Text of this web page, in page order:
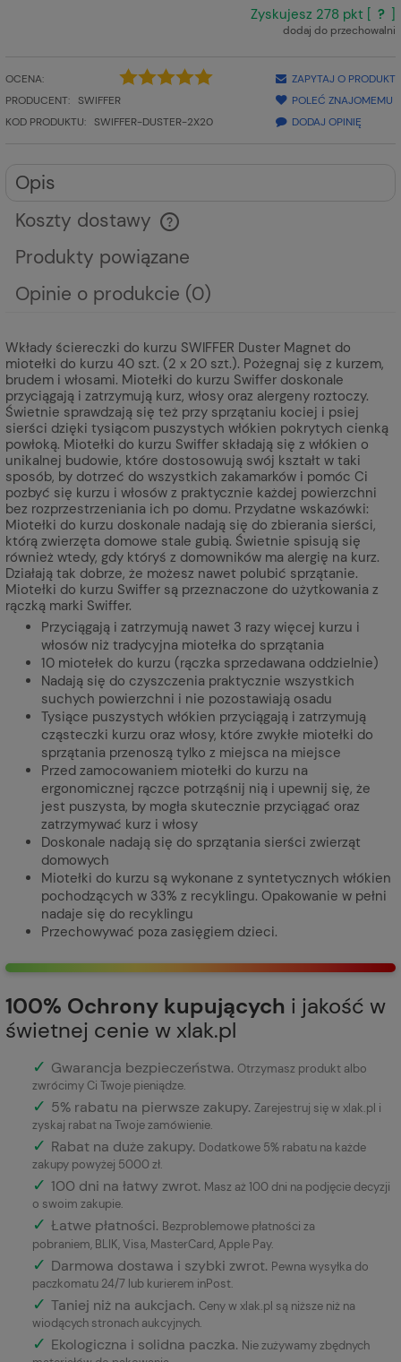
Zyskujesz 278 pkt [ ? ]
dodaj do przechowalni
OCENA:
PRODUCENT:
SWIFFER
KOD PRODUKTU:
SWIFFER-DUSTER-2X20
ZAPYTAJ O PRODUKT
POLEĆ ZNAJOMEMU
DODAJ OPINIĘ
Opis
Koszty dostawy
Cena nie zawiera ewentualnych kosztów płatności
Produkty powiązane
Opinie o produkcie (0)
Wkłady ściereczki do kurzu SWIFFER Duster Magnet do
miotełki do kurzu 40 szt. (2 x 20 szt.). Pożegnaj się z kurzem,
brudem i włosami. Miotełki do kurzu Swiffer doskonale
przyciągają i zatrzymują kurz, włosy oraz alergeny roztoczy.
Świetnie sprawdzają się też przy sprzątaniu kociej i psiej
sierści dzięki tysiącom puszystych włókien pokrytych cienką
powłoką. Miotełki do kurzu Swiffer składają się z włókien o
unikalnej budowie, które dostosowują swój kształt w taki
sposób, by dotrzeć do wszystkich zakamarków i pomóc Ci
pozbyć się kurzu i włosów z praktycznie każdej powierzchni
bez rozprzestrzeniania ich po domu. Przydatne wskazówki:
Miotełki do kurzu doskonale nadają się do zbierania sierści,
którą zwierzęta domowe stale gubią. Świetnie spisują się
również wtedy, gdy któryś z domowników ma alergię na kurz.
Działają tak dobrze, że możesz nawet polubić sprzątanie.
Miotełki do kurzu Swiffer są przeznaczone do użytkowania z
rączką marki Swiffer.
Przyciągają i zatrzymują nawet 3 razy więcej kurzu i
włosów niż tradycyjna miotełka do sprzątania
10 miotełek do kurzu (rączka sprzedawana oddzielnie)
Nadają się do czyszczenia praktycznie wszystkich
suchych powierzchni i nie pozostawiają osadu
Tysiące puszystych włókien przyciągają i zatrzymują
cząsteczki kurzu oraz włosy, które zwykłe miotełki do
sprzątania przenoszą tylko z miejsca na miejsce
Przed zamocowaniem miotełki do kurzu na
ergonomicznej rączce potrząśnij nią i upewnij się, że
jest puszysta, by mogła skutecznie przyciągać oraz
zatrzymywać kurz i włosy
Doskonale nadają się do sprzątania sierści zwierząt
domowych
Miotełki do kurzu są wykonane z syntetycznych włókien
pochodzących w 33% z recyklingu. Opakowanie w pełni
nadaje się do recyklingu
Przechowywać poza zasięgiem dzieci.
100% Ochrony kupujących i jakość w
świetnej cenie w xlak.pl
✓ Gwarancja bezpieczeństwa. Otrzymasz produkt albo
zwrócimy Ci Twoje pieniądze.
✓ 5% rabatu na pierwsze zakupy. Zarejestruj się w xlak.pl i
zyskaj rabat na Twoje zamówienie.
✓ Rabat na duże zakupy. Dodatkowe 5% rabatu na każde
zakupy powyżej 5000 zł.
✓ 100 dni na łatwy zwrot. Masz aż 100 dni na podjęcie decyzji
o swoim zakupie.
✓ Łatwe płatności. Bezproblemowe płatności za
pobraniem, BLIK, Visa, MasterCard, Apple Pay.
✓ Darmowa dostawa i szybki zwrot. Pewna wysyłka do
paczkomatu 24/7 lub kurierem inPost.
✓ Taniej niż na aukcjach. Ceny w xlak.pl są niższe niż na
wiodących stronach aukcyjnych.
✓ Ekologiczna i solidna paczka. Nie zużywamy zbędnych